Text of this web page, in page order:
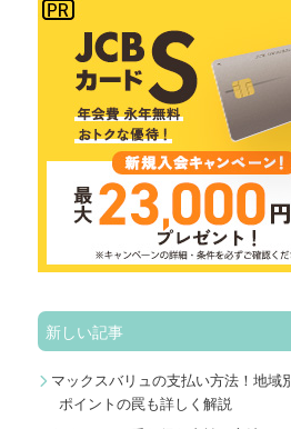
新しい記事
マックスバリュの支払い方法！地域
ポイントの罠も詳しく解説